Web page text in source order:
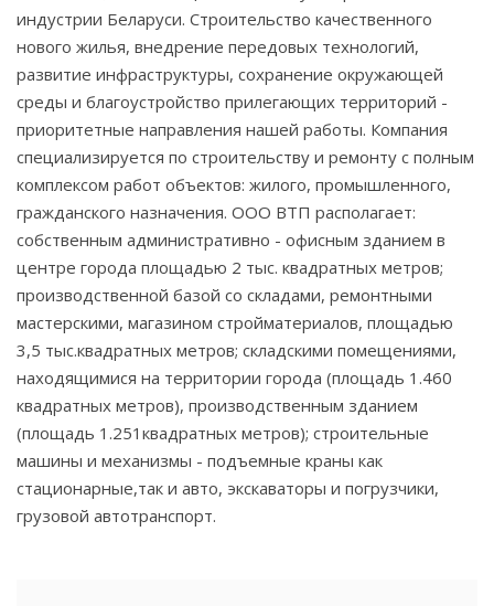
индустрии Беларуси. Строительство качественного
нового жилья, внедрение передовых технологий,
развитие инфраструктуры, сохранение окружающей
среды и благоустройство прилегающих территорий -
приоритетные направления нашей работы. Компания
специализируется по строительству и ремонту с полным
комплексом работ объектов: жилого, промышленного,
гражданского назначения. ООО ВТП располагает:
собственным административно - офисным зданием в
центре города площадью 2 тыс. квадратных метров;
производственной базой со складами, ремонтными
мастерскими, магазином стройматериалов, площадью
3,5 тыс.квадратных метров; складскими помещениями,
находящимися на территории города (площадь 1.460
квадратных метров), производственным зданием
(площадь 1.251квадратных метров); строительные
машины и механизмы - подъемные краны как
стационарные,так и авто, экскаваторы и погрузчики,
грузовой автотранспорт.